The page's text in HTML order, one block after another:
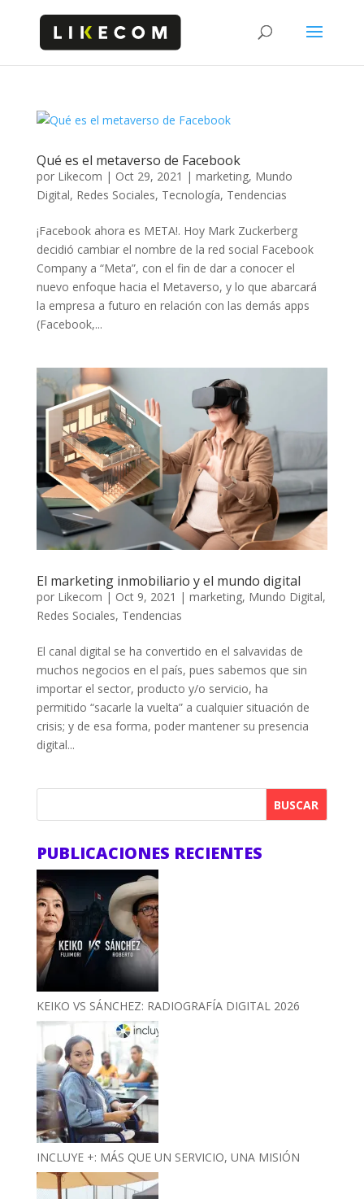
Qué es el metaverso de Facebook
por Likecom | Oct 29, 2021 | marketing, Mundo
Digital, Redes Sociales, Tecnología, Tendencias
¡Facebook ahora es META!. Hoy Mark Zuckerberg
decidió cambiar el nombre de la red social Facebook
Company a “Meta”, con el fin de dar a conocer el
nuevo enfoque hacia el Metaverso, y lo que abarcará
la empresa a futuro en relación con las demás apps
(Facebook,...
El marketing inmobiliario y el mundo digital
por Likecom | Oct 9, 2021 | marketing, Mundo Digital,
Redes Sociales, Tendencias
El canal digital se ha convertido en el salvavidas de
muchos negocios en el país, pues sabemos que sin
importar el sector, producto y/o servicio, ha
permitido “sacarle la vuelta” a cualquier situación de
crisis; y de esa forma, poder mantener su presencia
digital...
BUSCAR
PUBLICACIONES RECIENTES
KEIKO VS SÁNCHEZ: RADIOGRAFÍA DIGITAL 2026
INCLUYE +: MÁS QUE UN SERVICIO, UNA MISIÓN